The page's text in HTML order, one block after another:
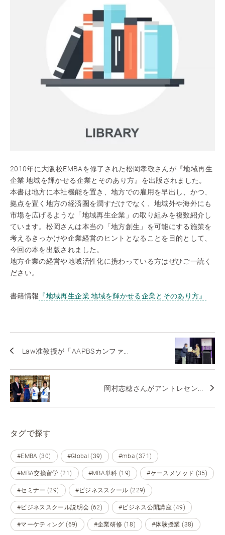
2010年に大阪校EMBAを修了された松岡孝敬さんが『地域再生
企業 地域を輝かせる企業とそのあり方』を出版されました。
本書は地方に本社機能を置き、地方での雇用を早出し、かつ、
拠点を置く地方の経済圏を潤すだけでなく、地域外や海外にも
市場を広げるような「地域再生企業」の取り組みを複数紹介し
ています。松岡さんは本当の「地方創生」を可能にする施策を
考えるきっかけや企業経営のヒントとなることを目的として、
今回の本を出版されました。
地方企業の経営や地域活性化に携わっている方はぜひご一読く
ださい。
書籍情報 『地域再生企業 地域を輝かせる企業とそのあり方』
Law准教授が「AAPBSカンファ...
岡村志穂さんがアントレセン...
タグで探す
#EMBA (30) #Global (39) #mba (371)
#MBA交換留学 (21) #MBA単科 (19) #ケースメソッド (35)
#セミナー (29) #ビジネススクール (229)
#ビジネススクール説明会 (62) #ビジネス公開講座 (49)
#マーケティング (69) #企業研修 (18) #体験授業 (38)